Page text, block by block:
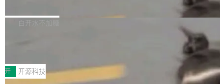
个主 agent 循环，外加一组后台 agent。这些后
库，并将作为transport接入Mooncake TENT。
MPComm将作为一种传输引擎接入Mooncake T
ENT，实现零拷贝传输性能提升30%、非零拷贝
白开水不加糖
型案例入选名单》，深信服“面向企业研发场景的
开源 AI 编程平台 CoStrict 应用”凭借卓越的技术
开 开源科技